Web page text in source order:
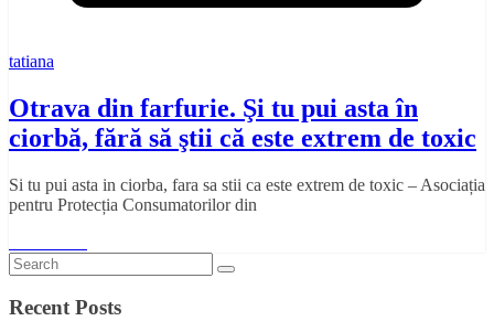
tatiana
Otrava din farfurie. Şi tu pui asta în
ciorbă, fără să ştii că este extrem de toxic
Si tu pui asta in ciorba, fara sa stii ca este extrem de toxic – Asociația
pentru Protecția Consumatorilor din
Recent Posts